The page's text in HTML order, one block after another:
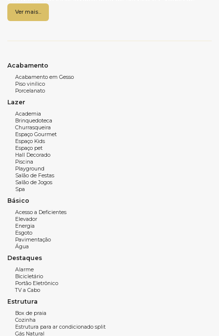
garagem. O empreendimento será entregue em setembro
de 2028 e contará com uma área de lazer completa, com
Característica do imóvel:
Sala de estar e jantar
Terraço privativo
Living integrado
Lavabo
Área de serviço
02 vagas de garagens
Característica do empreendimento:
Academia
Alarme
Bar
Bicicletário
Brinquedoteca
Circuito Tv
Entrada p/ banhistas e box de praia
Espaço gourmet
Guarita de segurança
Hall de entrada decorado e mobiliado•
Hidromassagem
Ver mais...
Acabamento
Acabamento em Gesso
Piso vinílico
Porcelanato
Lazer
Academia
Brinquedoteca
Churrasqueira
Espaço Gourmet
Espaço Kids
Espaço pet
Hall Decorado
Piscina
Playground
Salão de Festas
Salão de Jogos
Spa
Básico
Acesso a Deficientes
Elevador
Energia
Esgoto
Pavimentação
Água
Destaques
Alarme
Bicicletário
Portão Eletrônico
TV a Cabo
Estrutura
Box de praia
Cozinha
Estrutura para ar condicionado split
Gás Natural